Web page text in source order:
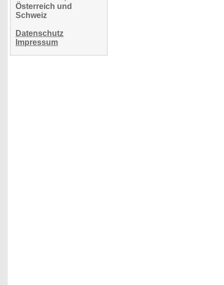
Österreich und
Schweiz
Datenschutz
Impressum